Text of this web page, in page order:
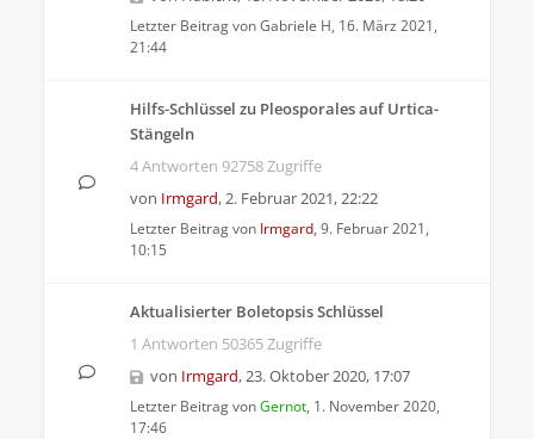
Letzter Beitrag vonGabriele H, 16. März 2021,
21:44
Hilfs-Schlüssel zu Pleosporales auf Urtica-
Stängeln
4 Antworten 92758 Zugriffe
von Irmgard,2. Februar 2021, 22:22
Letzter Beitrag von Irmgard, 9. Februar 2021,
10:15
Aktualisierter Boletopsis Schlüssel
1 Antworten 50365 Zugriffe
von Irmgard,23. Oktober 2020, 17:07
Letzter Beitrag vonGernot, 1. November 2020,
17:46